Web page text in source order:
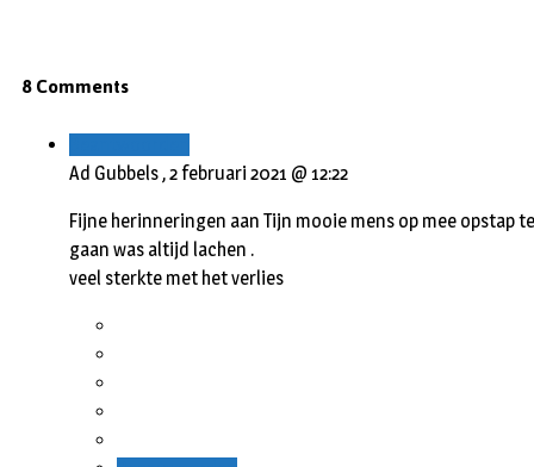
8 Comments
Ad Gubbels ,2 februari 2021 @ 12:22
Fijne herinneringen aan Tijn mooie mens op mee opstap te
gaan was altijd lachen .
veel sterkte met het verlies